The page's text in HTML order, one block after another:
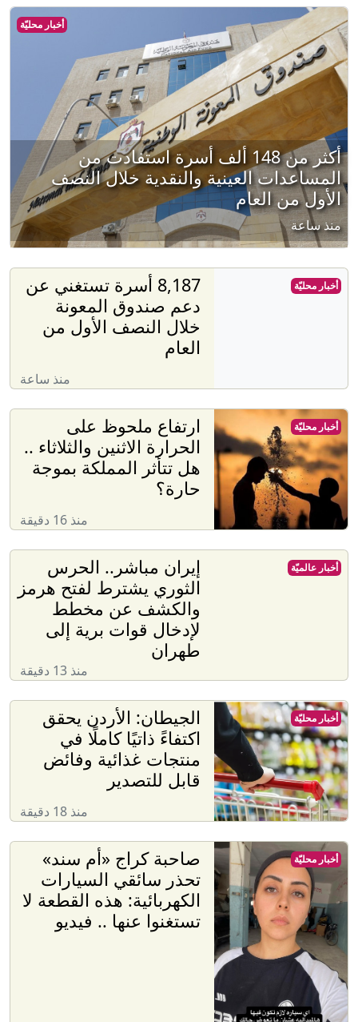
أخبار محليّة
أكثر من 148 ألف أسرة استفادت من
المساعدات العينية والنقدية خلال النصف
الأول من العام
منذ ساعة
8,187 أسرة تستغني عن
دعم صندوق المعونة
خلال النصف الأول من
العام
منذ ساعة
أخبار محليّة
ارتفاع ملحوظ على
الحرارة الاثنين والثلاثاء ..
هل تتأثر المملكة بموجة
حارة؟
منذ 16 دقيقة
أخبار محليّة
إيران مباشر.. الحرس
الثوري يشترط لفتح هرمز
والكشف عن مخطط
لإدخال قوات برية إلى
طهران
منذ 13 دقيقة
أخبار عالميّة
الجيطان: الأردن يحقق
اكتفاءً ذاتيًا كاملًا في
منتجات غذائية وفائض
قابل للتصدير
منذ 18 دقيقة
أخبار محليّة
صاحبة كراج «أم سند»
تحذر سائقي السيارات
الكهربائية: هذه القطعة لا
تستغنوا عنها .. فيديو
أخبار محليّة